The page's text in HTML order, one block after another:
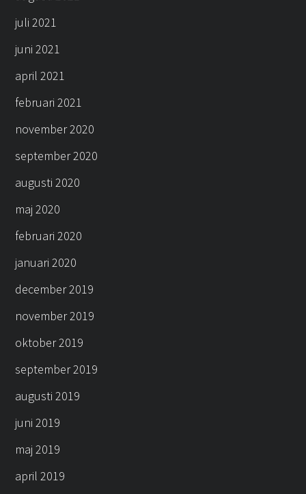
juli 2021
juni 2021
april 2021
februari 2021
november 2020
september 2020
augusti 2020
maj 2020
februari 2020
januari 2020
december 2019
november 2019
oktober 2019
september 2019
augusti 2019
juni 2019
maj 2019
april 2019